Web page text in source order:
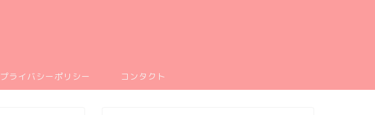
プライバシーポリシー コンタクト